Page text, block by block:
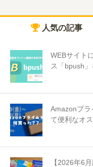
人気の記事
WEBサイト
ス「bpush
Amazonプラ
て便利なオ
【2026年6